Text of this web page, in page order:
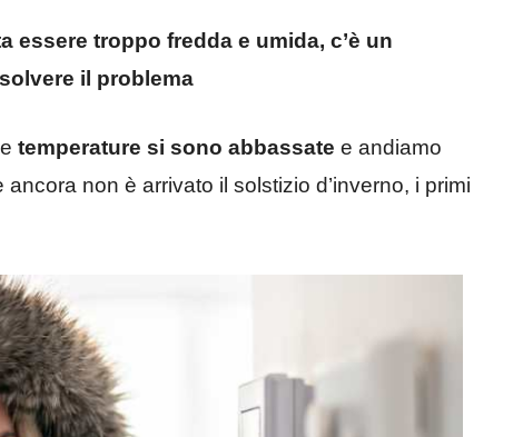
essere troppo fredda e umida, c’è un
il problema
temperature si sono abbassate e andiamo
non è arrivato il solstizio d’inverno, i primi